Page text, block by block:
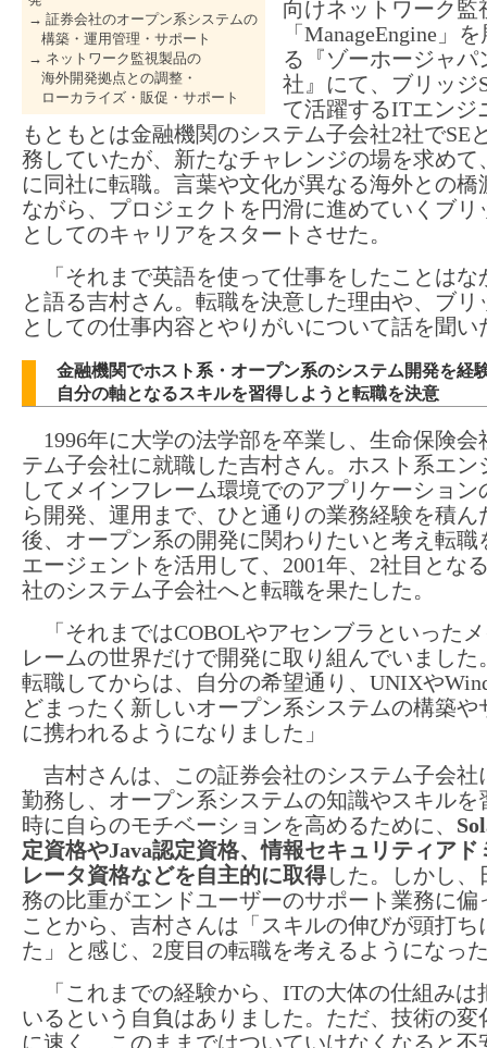
→ 証券会社のオープン系システムの
構築・運用管理・サポート
→ ネットワーク監視製品の
海外開発拠点との調整・
ローカライズ・販促・サポート
向けネットワーク監
「ManageEngine」
る『ゾーホージャパ
社』にて、ブリッジ
て活躍するITエンジ
もともとは金融機関のシステム子会社2社でSE
務していたが、新たなチャレンジの場を求めて
に同社に転職。言葉や文化が異なる海外との橋
ながら、プロジェクトを円滑に進めていくブリ
としてのキャリアをスタートさせた。
「それまで英語を使って仕事をしたことはな
と語る吉村さん。転職を決意した理由や、ブリ
としての仕事内容とやりがいについて話を聞い
金融機関でホスト系・オープン系のシステム開発を経
自分の軸となるスキルを習得しようと転職を決意
1996年に大学の法学部を卒業し、生命保険会
テム子会社に就職した吉村さん。ホスト系エン
してメインフレーム環境でのアプリケーション
ら開発、運用まで、ひと通りの業務経験を積ん
後、オープン系の開発に関わりたいと考え転職
エージェントを活用して、2001年、2社目とな
社のシステム子会社へと転職を果たした。
「それまではCOBOLやアセンブラといった
レームの世界だけで開発に取り組んでいました
転職してからは、自分の希望通り、UNIXや
どまったく新しいオープン系システムの構築や
に携われるようになりました」
吉村さんは、この証券会社のシステム子会社
勤務し、オープン系システムの知識やスキルを
時に自らのモチベーションを高めるために、
定資格やJava認定資格、情報セキュリティアド
レータ資格などを自主的に取得した。しかし、
務の比重がエンドユーザーのサポート業務に偏
ことから、吉村さんは「スキルの伸びが頭打ち
た」と感じ、2度目の転職を考えるようになっ
「これまでの経験から、ITの大体の仕組みは
いるという自負はありました。ただ、技術の変
に速く、このままではついていけなくなると不